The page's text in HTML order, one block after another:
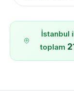
İstanbul
toplam